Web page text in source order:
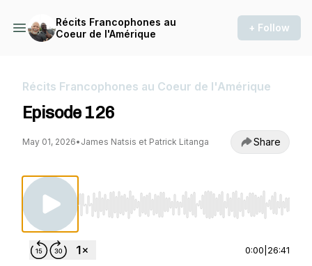
Récits Francophones au
Coeur de l'Amérique
+ Follow
Récits Francophones au Coeur de l'Amérique
Episode 126
May 01, 2026• James Natsis et Patrick Litanga Share
Use Left/Right to seek, Home/End to jump
0:00 26:41